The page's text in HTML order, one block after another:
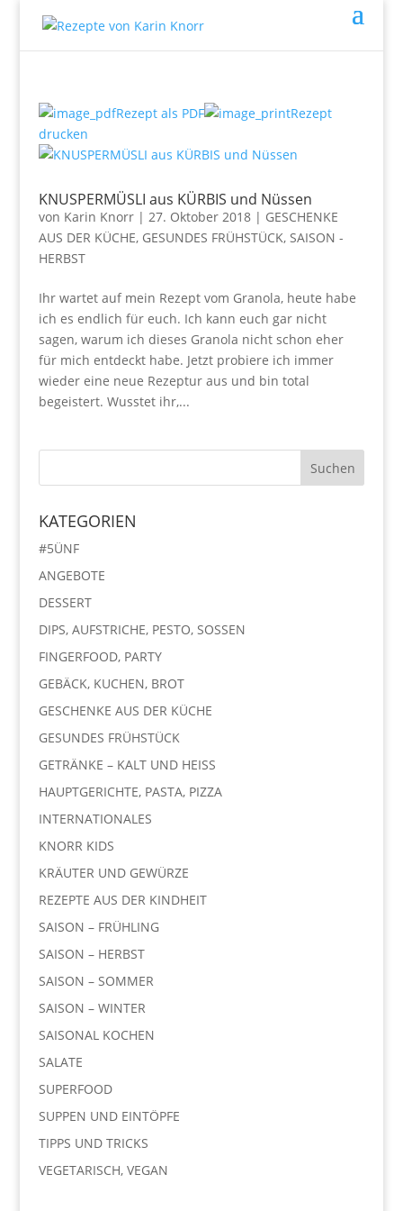
Rezept als PDF
Rezept
drucken
KNUSPERMÜSLI aus KÜRBIS und Nüssen
von Karin Knorr| 27. Oktober 2018| GESCHENKE
AUS DER KÜCHE, GESUNDES FRÜHSTÜCK, SAISON -
HERBST
Ihr wartet auf mein Rezept vom Granola, heute habe
ich es endlich für euch. Ich kann euch gar nicht
sagen, warum ich dieses Granola nicht schon eher
für mich entdeckt habe. Jetzt probiere ich immer
wieder eine neue Rezeptur aus und bin total
begeistert. Wusstet ihr,...
KATEGORIEN
#5ÜNF
ANGEBOTE
DESSERT
DIPS, AUFSTRICHE, PESTO, SOSSEN
FINGERFOOD, PARTY
GEBÄCK, KUCHEN, BROT
GESCHENKE AUS DER KÜCHE
GESUNDES FRÜHSTÜCK
GETRÄNKE – KALT UND HEISS
HAUPTGERICHTE, PASTA, PIZZA
INTERNATIONALES
KNORR KIDS
KRÄUTER UND GEWÜRZE
REZEPTE AUS DER KINDHEIT
SAISON – FRÜHLING
SAISON – HERBST
SAISON – SOMMER
SAISON – WINTER
SAISONAL KOCHEN
SALATE
SUPERFOOD
SUPPEN UND EINTÖPFE
TIPPS UND TRICKS
VEGETARISCH, VEGAN